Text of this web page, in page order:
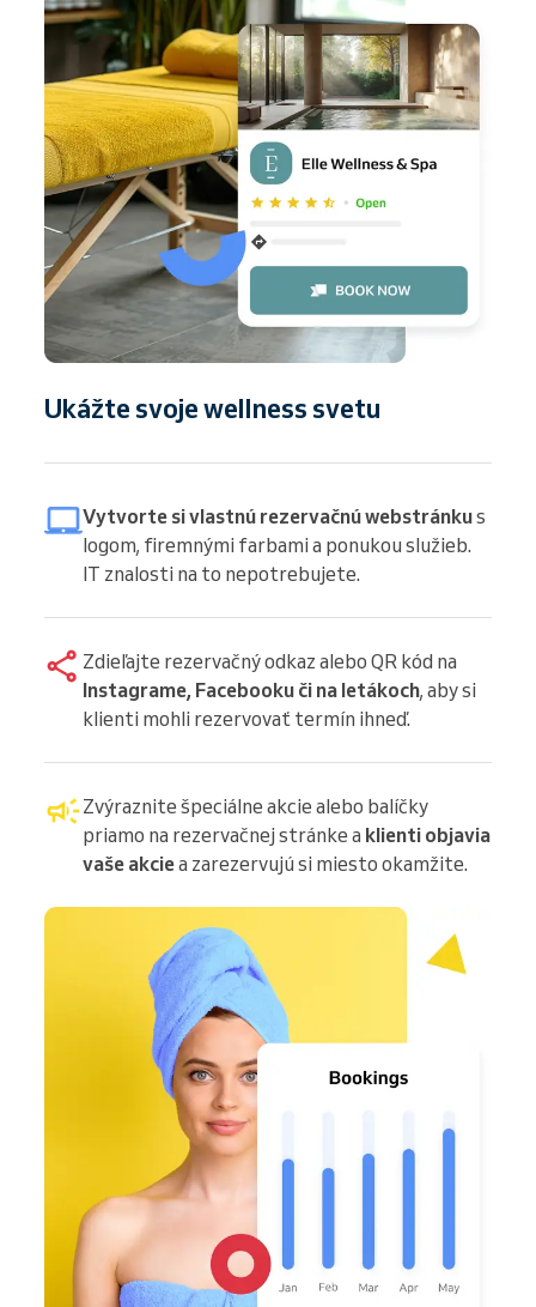
Ukážte svoje wellness svetu
Vytvorte si vlastnú rezervačnú webstránkus
logom, firemnými farbami a ponukou služieb.
IT znalosti na to nepotrebujete.
Zdieľajte rezervačný odkaz alebo QR kód na
Instagrame, Facebooku či na letákoch, aby si
klienti mohli rezervovať termín ihneď.
Zvýraznite špeciálne akcie alebo balíčky
priamo na rezervačnej stránke a klienti objavia
vaše akciea zarezervujú si miesto okamžite.